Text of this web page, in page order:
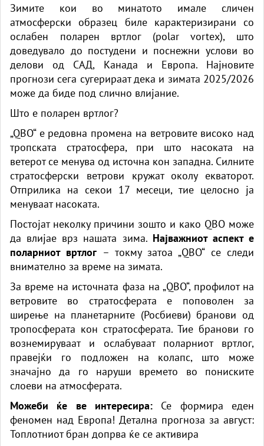
Зимите кои во минатото имале сличен
атмосферски образец биле карактеризирани со
ослабен поларен вртлог (polar vortex), што
доведувало до постудени и поснежни услови во
делови од САД, Канада и Европа. Најновите
прогнози сега сугерираат дека и зимата 2025/2026
може да биде под слично влијание.
Што е поларен вртлог?
„QBO“ е редовна промена на ветровите високо над
тропската стратосфера, при што насоката на
ветерот се менува од источна кон западна. Силните
стратосферски ветрови кружат околу екваторот.
Отприлика на секои 17 месеци, тие целосно ја
менуваат насоката.
Постојат неколку причини зошто и како QBO може
да влијае врз нашата зима. Најважниот аспект е
поларниот вртлог – токму затоа „QBO“ се следи
внимателно за време на зимата.
За време на источната фаза на „QBO“, профилот на
ветровите во стратосферата е поповолен за
ширење на планетарните (Росбиеви) бранови од
тропосферата кон стратосферата. Тие бранови го
вознемируваат и ослабуваат поларниот вртлог,
правејќи го подложен на колапс, што може
значајно да го наруши времето во пониските
слоеви на атмосферата.
Можеби ќе ве интересира: Се формира еден
феномен над Европа! Детална прогноза за август:
Топлотниот бран допрва ќе се активира